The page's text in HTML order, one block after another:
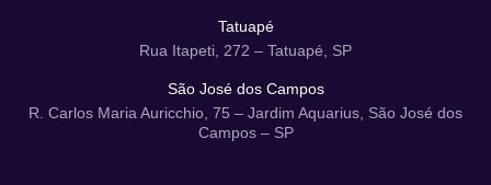
Tatuapé
Rua Itapeti, 272 – Tatuapé, SP
São José dos Campos
R. Carlos Maria Auricchio, 75 – Jardim Aquarius, São José dos
Campos – SP